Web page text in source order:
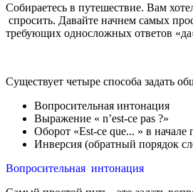
Собираетесь в путешествие. Вам
спросить. Давайте начнем самых
требующих односложных ответов
Существует четыре способа задать
Вопросительная интонация
Выражение « n’est-ce pas ?»
Оборот «Est-ce que... » в начале
Инверсия (обратный порядок
Вопросительная интонация